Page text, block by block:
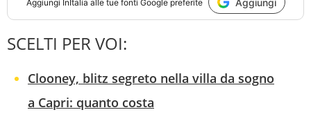
Aggiungi InItalia alle tue fonti Google preferite
SCELTI PER VOI:
Clooney, blitz segreto nella villa da sogno
a Capri: quanto costa